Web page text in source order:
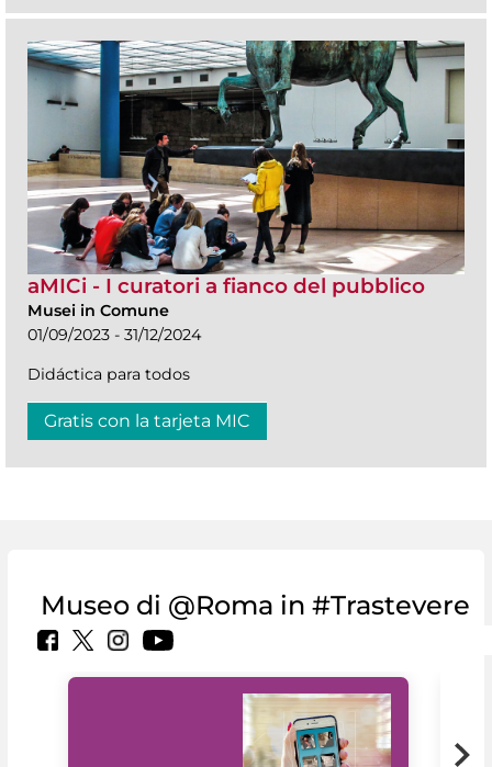
aMICi - I curatori a fianco del pubblico
Musei in Comune
01/09/2023 - 31/12/2024
Didáctica para todos
Gratis con la tarjeta MIC
Museo di @Roma in #Trastevere